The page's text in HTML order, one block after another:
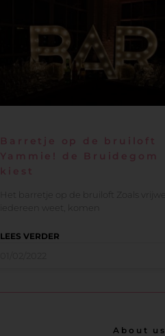
Barretje op de bruiloft
Yammie! de Bruidegom
kiest
Het barretje op de bruiloft Zoals vrijwel
iedereen weet, komen
LEES VERDER
About us